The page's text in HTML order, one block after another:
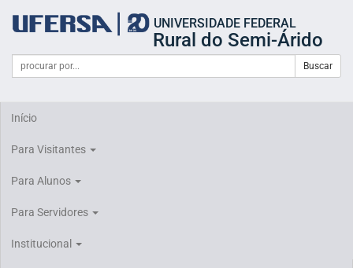
portal
UFERSA
UNIVERSIDADE FEDERAL
Rural do Semi-Árido
Formulário
Busca
Campo
de
Buscar
Início
Para Visitantes
Para Alunos
Para Servidores
Institucional